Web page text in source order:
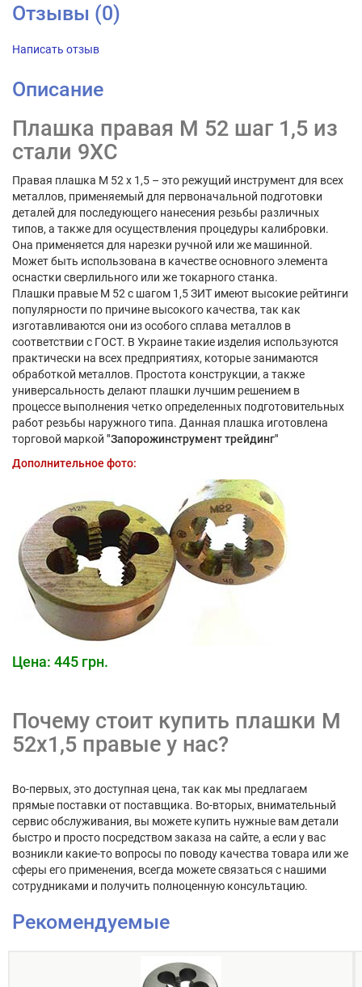
Отзывы (0)
Написать отзыв
Описание
Плашка правая М 52 шаг 1,5 из
стали 9ХС
Правая плашка М 52 х 1,5 – это режущий инструмент для всех
металлов, применяемый для первоначальной подготовки
деталей для последующего нанесения резьбы различных
типов, а также для осуществления процедуры калибровки.
Она применяется для нарезки ручной или же машинной.
Может быть использована в качестве основного элемента
оснастки сверлильного или же токарного станка.
Плашки правые М 52 с шагом 1,5 ЗИТ имеют высокие рейтинги
популярности по причине высокого качества, так как
изготавливаются они из особого сплава металлов в
соответствии с ГОСТ. В Украине такие изделия используются
практически на всех предприятиях, которые занимаются
обработкой металлов. Простота конструкции, а также
универсальность делают плашки лучшим решением в
процессе выполнения четко определенных подготовительных
работ резьбы наружного типа. Данная плашка иготовлена
торговой маркой "Запорожинструмент трейдинг"
Дополнительное фото:
Цена: 445 грн.
Почему стоит купить плашки М
52х1,5 правые у нас?
Во-первых, это доступная цена, так как мы предлагаем
прямые поставки от поставщика. Во-вторых, внимательный
сервис обслуживания, вы можете купить нужные вам детали
быстро и просто посредством заказа на сайте, а если у вас
возникли какие-то вопросы по поводу качества товара или же
сферы его применения, всегда можете связаться с нашими
сотрудниками и получить полноценную консультацию.
Рекомендуемые